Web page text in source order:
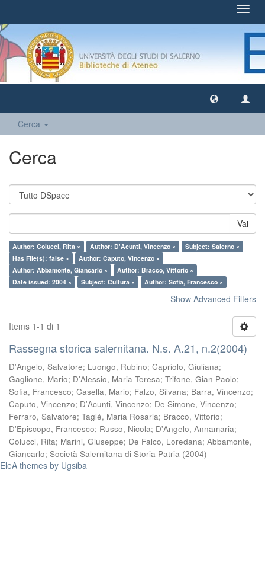
Cerca
Cerca
Vai
Author: Colucci, Rita × Author: D'Acunti, Vincenzo ×
Subject: Salerno ×
Has File(s): false ×
Author: Caputo, Vincenzo ×
Author: Abbamonte, Giancarlo ×
Author: Bracco, Vittorio ×
Date issued: 2004 ×
Subject: Cultura × Author: Sofia, Francesco ×
Show Advanced Filters
Items 1-1 di 1
Rassegna storica salernitana. N.s. A.21, n.2(2004)
D'Angelo, Salvatore; Luongo, Rubino; Capriolo, Giuliana;
Gaglione, Mario; D'Alessio, Maria Teresa; Trifone, Gian Paolo;
Sofia, Francesco; Casella, Mario; Falzo, Silvana; Barra, Vincenzo;
Caputo, Vincenzo; D'Acunti, Vincenzo; De Simone, Vincenzo;
Ferraro, Salvatore; Taglé, Maria Rosaria; Bracco, Vittorio;
D'Episcopo, Francesco; Russo, Nicola; D'Angelo, Annamaria;
Colucci, Rita; Marini, Giuseppe; De Falco, Loredana; Abbamonte,
Giancarlo; Società Salernitana di Storia Patria (2004)
EleA themes by Ugsiba